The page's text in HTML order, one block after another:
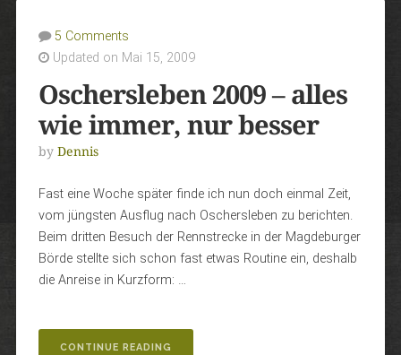
5 Comments
Updated on Mai 15, 2009
Oschersleben 2009 – alles
wie immer, nur besser
by Dennis
Fast eine Woche später finde ich nun doch einmal Zeit,
vom jüngsten Ausflug nach Oschersleben zu berichten.
Beim dritten Besuch der Rennstrecke in der Magdeburger
Börde stellte sich schon fast etwas Routine ein, deshalb
die Anreise in Kurzform: …
CONTINUE READING